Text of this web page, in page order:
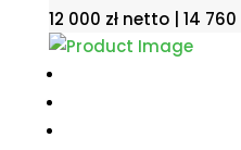
12 000 zł netto | 14 760